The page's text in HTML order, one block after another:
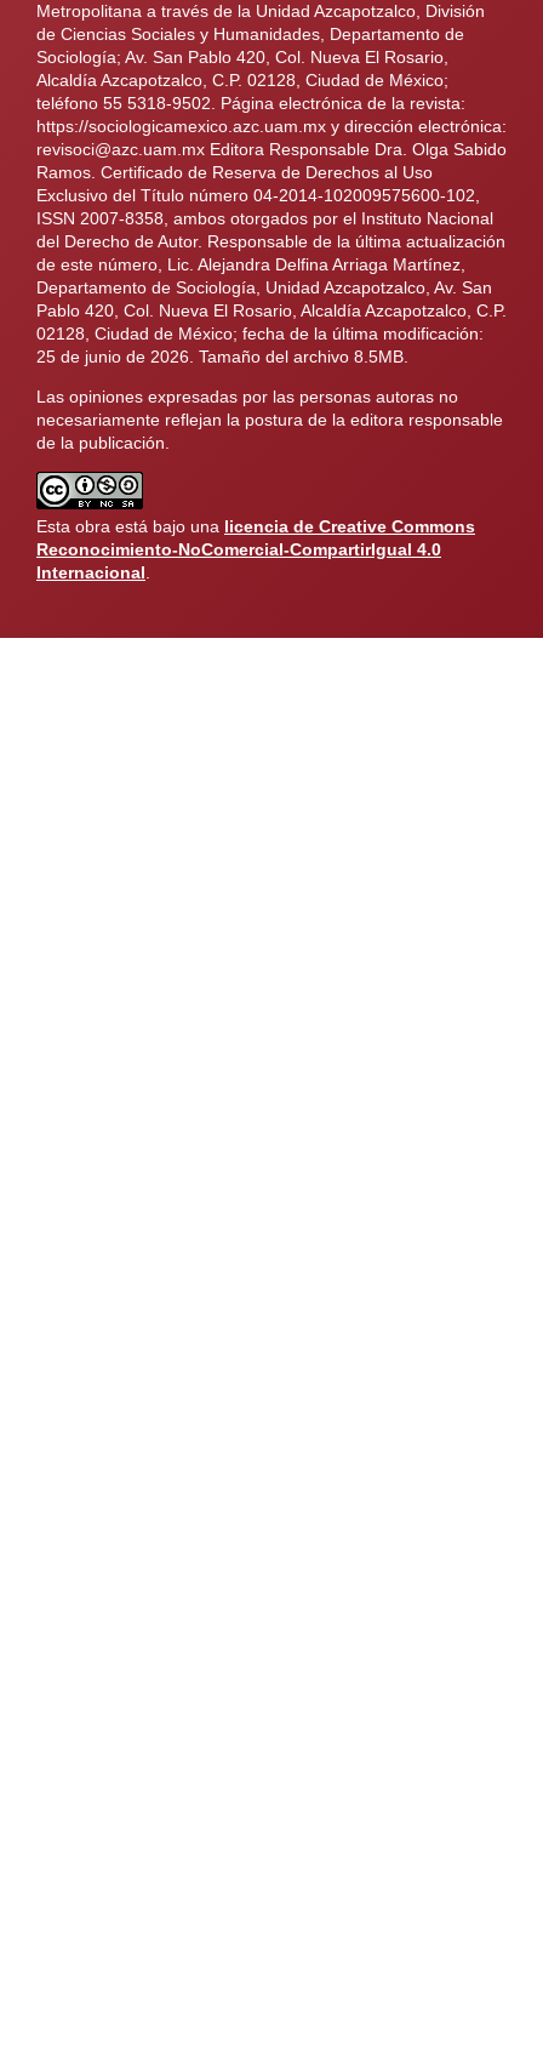
Metropolitana a través de la Unidad Azcapotzalco, División
de Ciencias Sociales y Humanidades, Departamento de
Sociología; Av. San Pablo 420, Col. Nueva El Rosario,
Alcaldía Azcapotzalco, C.P. 02128, Ciudad de México;
teléfono 55 5318-9502. Página electrónica de la revista:
https://sociologicamexico.azc.uam.mx y dirección electrónica:
revisoci@azc.uam.mx Editora Responsable Dra. Olga Sabido
Ramos. Certificado de Reserva de Derechos al Uso
Exclusivo del Título número 04-2014-102009575600-102,
ISSN 2007-8358, ambos otorgados por el Instituto Nacional
del Derecho de Autor. Responsable de la última actualización
de este número, Lic. Alejandra Delfina Arriaga Martínez,
Departamento de Sociología, Unidad Azcapotzalco, Av. San
Pablo 420, Col. Nueva El Rosario, Alcaldía Azcapotzalco, C.P.
02128, Ciudad de México; fecha de la última modificación:
25 de junio de 2026. Tamaño del archivo 8.5MB.
Las opiniones expresadas por las personas autoras no
necesariamente reflejan la postura de la editora responsable
de la publicación.
Esta obra está bajo una licencia de Creative Commons
Reconocimiento-NoComercial-CompartirIgual 4.0
Internacional.